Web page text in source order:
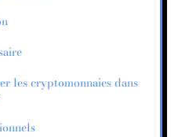
les cryptomonnaies dans